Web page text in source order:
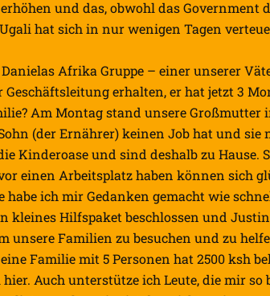
und das, obwohl das Government
hat sich in nur wenigen Tagen
Afrika Gruppe – einer unserer
erhalten, er hat jetzt 3
Am Montag stand unsere
(der Ernährer) keinen Job hat und sie
Kinderoase und sind deshalb zu Hause.
einen Arbeitsplatz haben können sich
habe ich mir Gedanken gemacht wie
kleines Hilfspaket beschlossen und
unsere Familien zu besuchen und zu
Familie mit 5 Personen hat 2500 ksh
Auch unterstütze ich Leute, die mir so